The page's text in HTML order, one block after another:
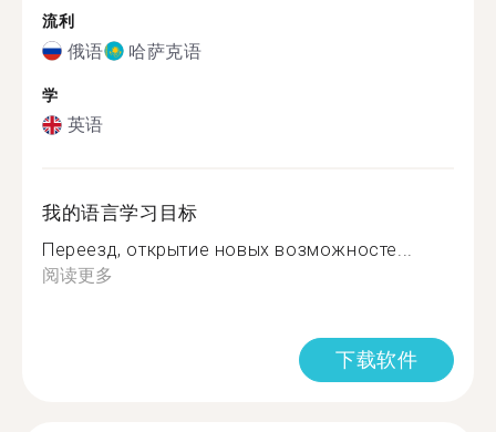
流利
俄语 哈萨克语
学
英语
我的语言学习目标
Переезд, открытие новых возможносте...
阅读更多
下载软件